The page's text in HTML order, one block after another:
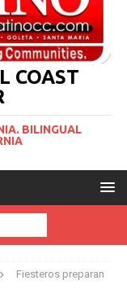
COAST
BILINGUAL
Fiesteros preparan